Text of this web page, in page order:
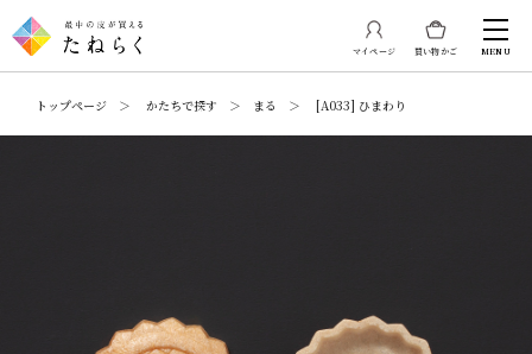
買い物かご
マイページ MENU
トップページ ＞ かたちで探す ＞ まる ＞ [A033] ひまわり